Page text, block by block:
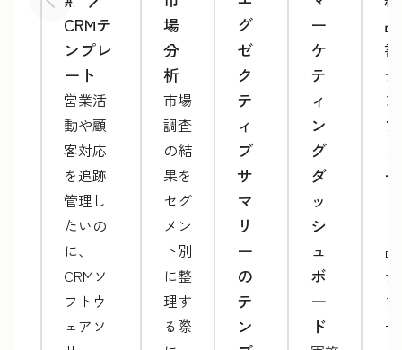
前へ 次へ
CRMテ
ンプレ
ート
営業活
動や顧
客対応
を追跡
管理し
たいの
に、
CRMソ
フトウ
ェアソ
場
分
析
市場
調査
の結
果を
セグ
メン
ト別
に整
理す
る際
グ
ゼ
ク
テ
ィ
ブ
サ
マ
リ
ー
の
テ
ン
ー
ケ
テ
ィ
ン
グ
ダ
ッ
シ
ュ
ボ
ー
ド
品
書
テ
ン
プ
ー
ー